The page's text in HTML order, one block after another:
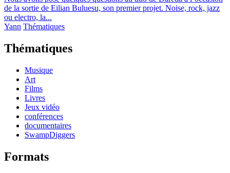
de la sortie de Eilian Buluesu, son premier projet. Noise, rock, jazz
ou electro, la...
Yann Thématiques
Thématiques
Musique
Art
Films
Livres
Jeux vidéo
conférences
documentaires
SwampDiggers
Formats